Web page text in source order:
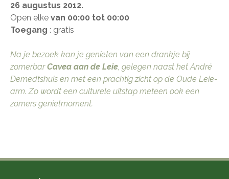
26 augustus 2012.
Open elke van 00:00 tot 00:00
Toegang : gratis
Na je bezoek kan je genieten van een drankje bij
zomerbarCavea aan de Leie, gelegen naast het André
Demedtshuis en met een prachtig zicht op de Oude Leie-
arm. Zo wordt een culturele uitstap meteen ook een
zomers genietmoment.